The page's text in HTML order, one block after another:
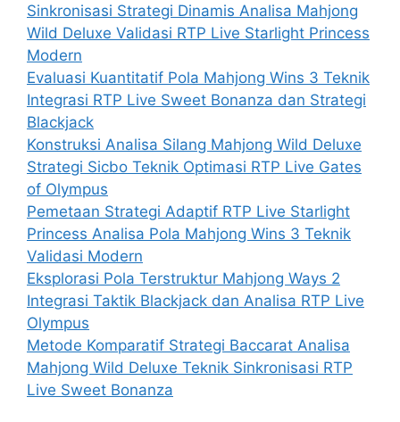
Sinkronisasi Strategi Dinamis Analisa Mahjong
Wild Deluxe Validasi RTP Live Starlight Princess
Modern
Evaluasi Kuantitatif Pola Mahjong Wins 3 Teknik
Integrasi RTP Live Sweet Bonanza dan Strategi
Blackjack
Konstruksi Analisa Silang Mahjong Wild Deluxe
Strategi Sicbo Teknik Optimasi RTP Live Gates
of Olympus
Pemetaan Strategi Adaptif RTP Live Starlight
Princess Analisa Pola Mahjong Wins 3 Teknik
Validasi Modern
Eksplorasi Pola Terstruktur Mahjong Ways 2
Integrasi Taktik Blackjack dan Analisa RTP Live
Olympus
Metode Komparatif Strategi Baccarat Analisa
Mahjong Wild Deluxe Teknik Sinkronisasi RTP
Live Sweet Bonanza